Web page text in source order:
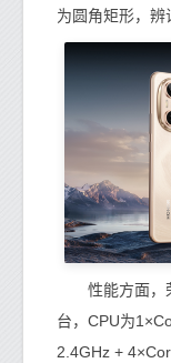
为圆角矩形，辨
性能方面，荣
台，CPU为
2.4GHz +